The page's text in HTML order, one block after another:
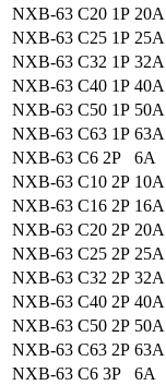
NXB-63 C20 1P 20A
NXB-63 C25 1P 25A
NXB-63 C32 1P 32A
NXB-63 C40 1P 40A
NXB-63 C50 1P 50A
NXB-63 C63 1P 63A
NXB-63 C6 2P
6A
NXB-63 C10 2P 10A
NXB-63 C16 2P 16A
NXB-63 C20 2P 20A
NXB-63 C25 2P 25A
NXB-63 C32 2P 32A
NXB-63 C40 2P 40A
NXB-63 C50 2P 50A
NXB-63 C63 2P 63A
NXB-63 C6 3P
6A